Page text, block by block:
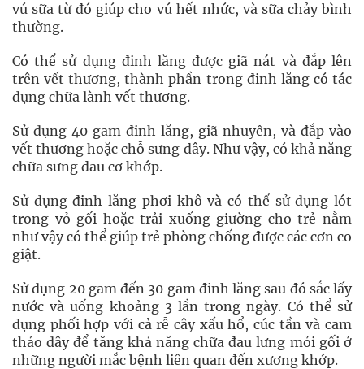
vú sữa từ đó giúp cho vú hết nhức, và sữa chảy bình
thường.
Có thể sử dụng đinh lăng được giã nát và đắp lên
trên vết thương, thành phần trong đinh lăng có tác
dụng chữa lành vết thương.
Sử dụng 40 gam đinh lăng, giã nhuyễn, và đắp vào
vết thương hoặc chỗ sưng đây. Như vậy, có khả năng
chữa sưng đau cơ khớp.
Sử dụng đinh lăng phơi khô và có thể sử dụng lót
trong vỏ gối hoặc trải xuống giường cho trẻ nằm
như vậy có thể giúp trẻ phòng chống được các cơn co
giật.
Sử dụng 20 gam đến 30 gam đinh lăng sau đó sắc lấy
nước và uống khoảng 3 lần trong ngày. Có thể sử
dụng phối hợp với cả rễ cây xấu hổ, cúc tần và cam
thảo dây để tăng khả năng chữa đau lưng mỏi gối ở
những người mắc bệnh liên quan đến xương khớp.